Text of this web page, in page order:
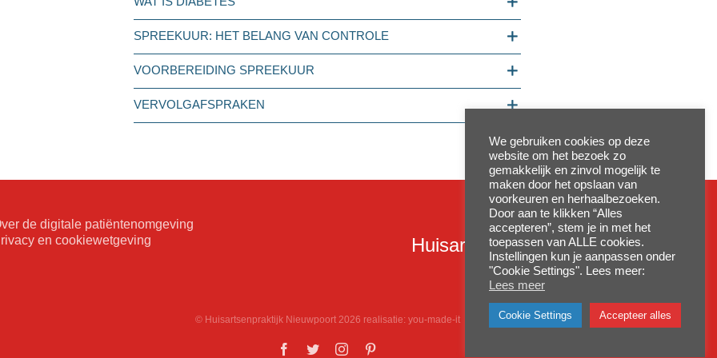
SPREEKUUR: HET BELANG VAN CONTROLE
VOORBEREIDING SPREEKUUR
VERVOLGAFSPRAKEN
de digitale patiëntenomgeving
en cookiewetgeving
Huisartsenpraktijk Nieuwpoort
© Huisartsenpraktijk Nieuwpoort 2026 realisatie: you-made-it
Facebook
TwitterInstagram
We gebruiken cookies op deze
website om het bezoek zo
gemakkelijk en zinvol mogelijk te
maken door het opslaan van
voorkeuren en herhaalbezoeken.
Door aan te klikken “Alles
accepteren”, stem je in met het
toepassen van ALLE cookies.
Instellingen kun je aanpassen onder
"Cookie Settings". Lees meer:
Lees meer
Cookie Settings Accepteer alles